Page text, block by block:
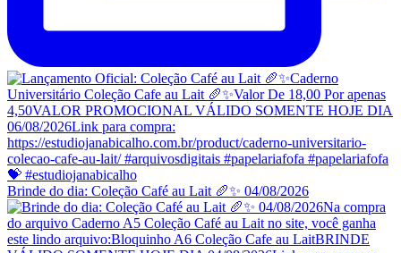
Brinde do dia: Coleção Café au Lait 🥖✨ 04/08/2026